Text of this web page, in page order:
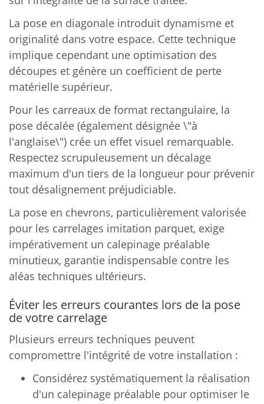
La pose en diagonale introduit dynamisme et
originalité dans votre espace. Cette technique
implique cependant une optimisation des
découpes et génère un coefficient de perte
matérielle supérieur.
Pour les carreaux de format rectangulaire, la
pose décalée (également désignée \"à
l'anglaise\") crée un effet visuel remarquable.
Respectez scrupuleusement un décalage
maximum d'un tiers de la longueur pour prévenir
tout désalignement préjudiciable.
La pose en chevrons, particulièrement valorisée
pour les carrelages imitation parquet, exige
impérativement un calepinage préalable
minutieux, garantie indispensable contre les
aléas techniques ultérieurs.
Éviter les erreurs courantes lors de la pose
de votre carrelage
Plusieurs erreurs techniques peuvent
compromettre l'intégrité de votre installation :
Considérez systématiquement la réalisation
d'un calepinage préalable pour optimiser le